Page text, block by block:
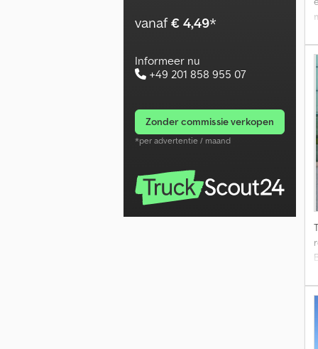
vanaf€ 4,49*
Informeer nu
+49 201 858 955 07
zonder commissie verkopen
*per advertentie / maand